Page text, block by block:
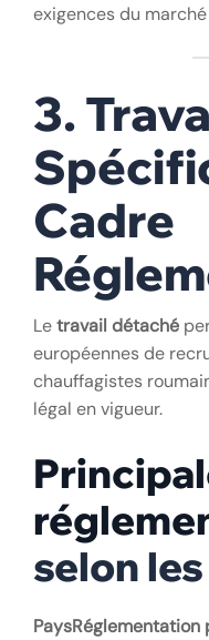
exigences du
3.
Cadre
Letravail détaché
européennes de
chauffagistes
légal en vigueur.
selon
PaysRéglementation